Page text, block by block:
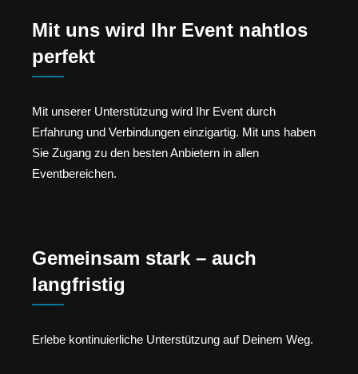
Mit uns wird Ihr Event nahtlos
perfekt
Mit unserer Unterstützung wird Ihr Event durch
Erfahrung und Verbindungen einzigartig. Mit uns haben
Sie Zugang zu den besten Anbietern in allen
Eventbereichen.
Gemeinsam stark – auch
langfristig
Erlebe kontinuierliche Unterstützung auf Deinem Weg.